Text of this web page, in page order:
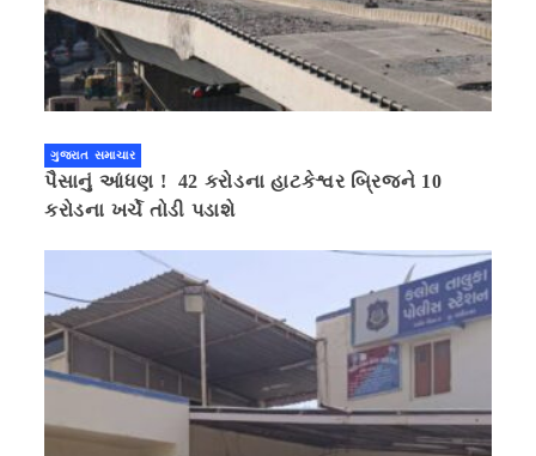
ગુજરાત સમાચાર
પૈસાનું આંધણ ! 42 કરોડના હાટકેશ્વર બ્રિજને 10
કરોડના ખર્ચે તોડી પડાશે